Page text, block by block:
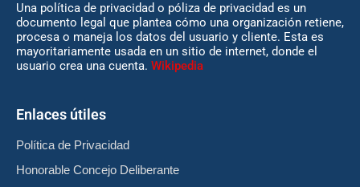
Una política de privacidad o póliza de privacidad es un
documento legal que plantea cómo una organización retiene,
procesa o maneja los datos del usuario y cliente. Esta es
mayoritariamente usada en un sitio de internet, donde el
usuario crea una cuenta. Wikipedia
Enlaces útiles
Política de Privacidad
Honorable Concejo Deliberante